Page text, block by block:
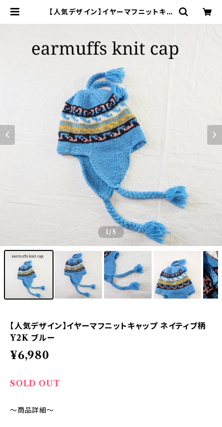
【人気デザイン】イヤーマフニットキャ
1/5
【人気デザイン】イヤーマフニットキャップ ネイティブ柄
Y2K ブルー
¥6,980
SOLD OUT
～商品詳細～